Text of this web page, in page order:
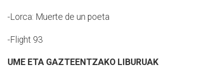
-Lorca: Muerte de un poeta
-Flight 93
UME ETA GAZTEENTZAKO LIBURUAK